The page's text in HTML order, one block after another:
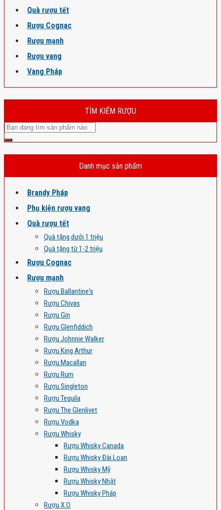
Quà rượu tết
Rượu Cognac
Rượu mạnh
Rượu vang
Vang Pháp
TÌM KIẾM RƯỢU
Danh mục sản phẩm
Brandy Pháp
Phụ kiện rượu vang
Quà rượu tết
Quà tặng dưới 1 triệu
Quà tặng từ 1-2 triệu
Rượu Cognac
Rượu mạnh
Rượu Ballantine's
Rượu Chivas
Rượu Gin
Rượu Glenfiddich
Rượu Johnnie Walker
Rượu King Arthur
Rượu Macallan
Rượu Rum
Rượu Singleton
Rượu Tequila
Rượu The Glenlivet
Rượu Vodka
Rượu Whisky
Rượu Whisky Canada
Rượu Whisky Đài Loan
Rượu Whisky Mỹ
Rượu Whisky Nhật
Rượu Whisky Pháp
Rượu X.O